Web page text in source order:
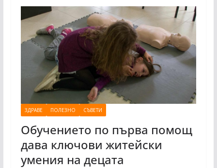
ЗДРАВЕ ПОЛЕЗНО СЪВЕТИ
Обучението по първа помощ
дава ключови житейски
умения на децата